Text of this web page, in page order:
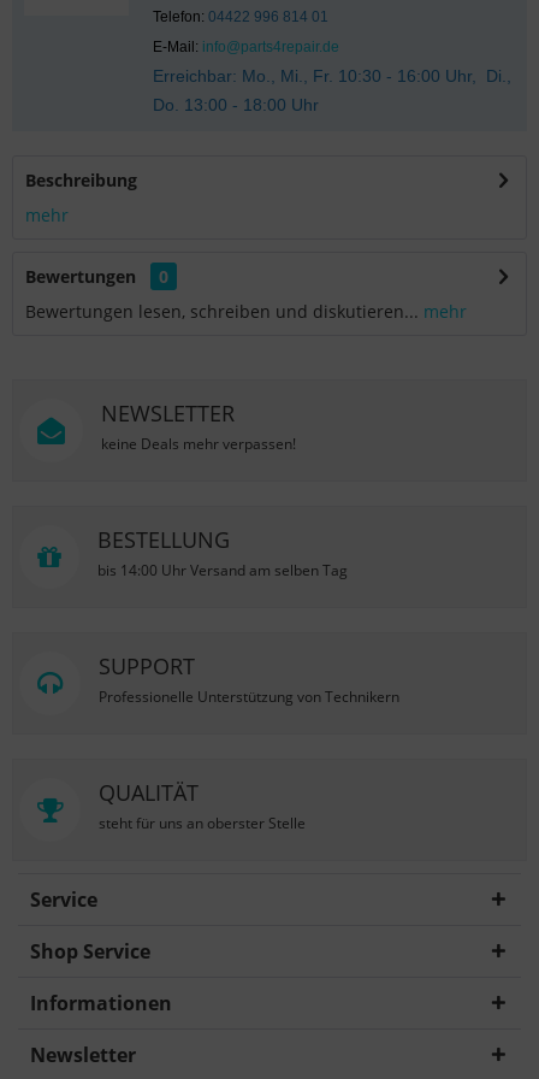
Telefon: 04422 996 814 01
E-Mail: info@parts4repair.de
Erreichbar: Mo., Mi., Fr. 10:30 - 16:00 Uhr, Di.,
Do. 13:00 - 18:00 Uhr
Beschreibung
mehr
Bewertungen
0
Bewertungen lesen, schreiben und diskutieren... mehr
NEWSLETTER
keine Deals mehr verpassen!
BESTELLUNG
bis 14:00 Uhr Versand am selben Tag
SUPPORT
Professionelle Unterstützung von Technikern
QUALITÄT
steht für uns an oberster Stelle
Service
Shop Service
Informationen
Newsletter